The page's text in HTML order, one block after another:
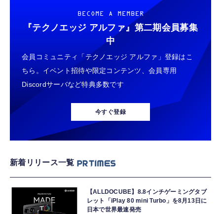
BECOME A MEMBER
『テクノエッジ アルファ』 第二期会員募集
中
会員コミュニティ「テクノエッジ アルファ」登録はこ
ちら。イベント招待や限定コンテンツ、会員専用
Discordサーバなど特典多数です
今すぐ登録
新着リリース一覧
【ALLDOCUBE】8.8インチゲーミングタブ
レット「iPlay 80 mini Turbo」を8月13日に
日本で世界最速発売